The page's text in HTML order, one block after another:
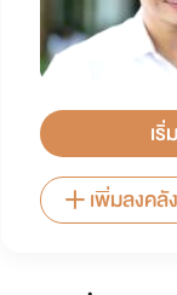
เ
เพิ่มลงคลัง